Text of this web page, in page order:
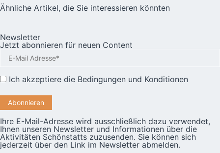
Ähnliche Artikel, die Sie interessieren könnten
Newsletter
Jetzt abonnieren für neuen Content
Ich akzeptiere die Bedingungen und Konditionen
Ihre E-Mail-Adresse wird ausschließlich dazu verwendet,
Ihnen unseren Newsletter und Informationen über die
Aktivitäten Schönstatts zuzusenden. Sie können sich
jederzeit über den Link im Newsletter abmelden.